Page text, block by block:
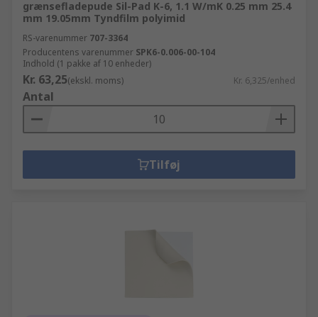
grænsefladepude Sil-Pad K-6, 1.1 W/mK 0.25 mm 25.4
mm 19.05mm Tyndfilm polyimid
RS-varenummer 707-3364
Producentens varenummer SPK6-0.006-00-104
Indhold (1 pakke af 10 enheder)
Kr. 63,25(ekskl. moms) Kr. 6,325/enhed
Antal
Tilføj